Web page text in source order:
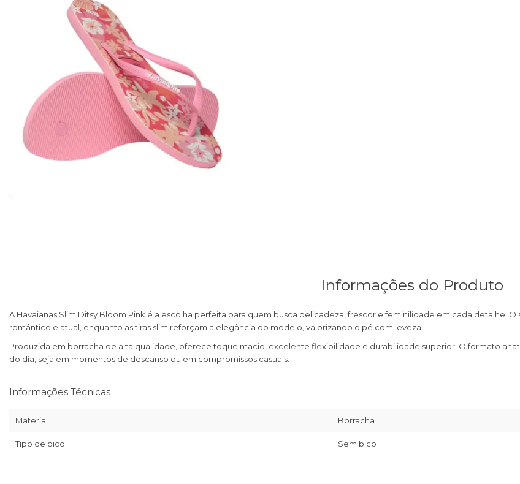
Informações do Produto
A Havaianas Slim Ditsy Bloom Pink é a escolha perfeita para quem busca delicadeza, frescor e feminilidade em cada detalhe.
romântico e atual, enquanto as tiras slim reforçam a elegância do modelo, valorizando o pé com leveza.
Produzida em borracha de alta qualidade, oferece toque macio, excelente flexibilidade e durabilidade superior. O formato
do dia, seja em momentos de descanso ou em compromissos casuais.
Informações Técnicas
Material Borracha
Tipo de bico Sem bico